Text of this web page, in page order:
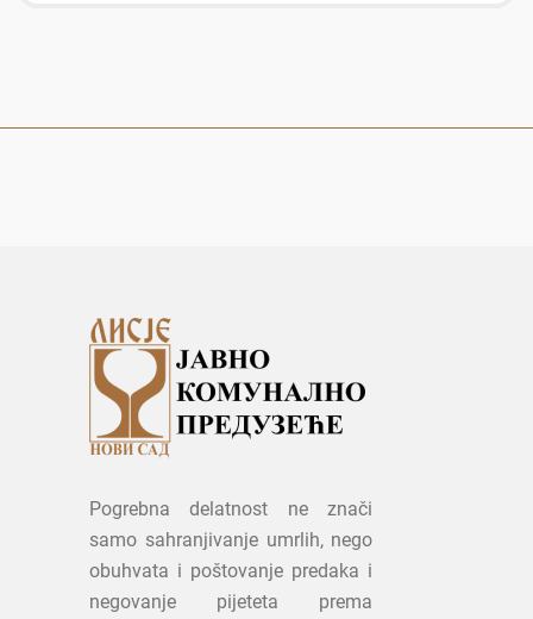
Pogrebna delatnost ne znači
samo sahranjivanje umrlih, nego
obuhvata i poštovanje predaka i
negovanje pijeteta prema